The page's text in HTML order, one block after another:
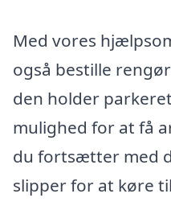
Med vores
også bestille
den holder
mulighed for at få
du fortsætter med
slipper for at køre